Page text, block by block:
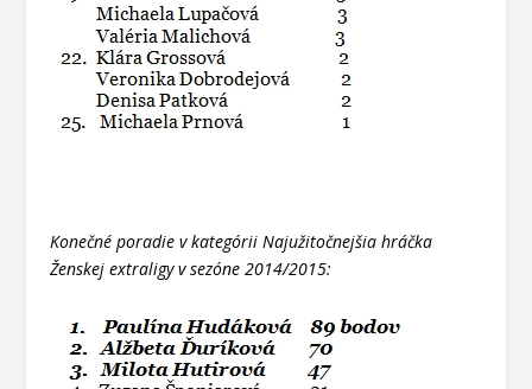
Konečné poradie v kategórii Najužitočnejšia hráčka
Ženskej extraligy v sezóne 2014/2015: